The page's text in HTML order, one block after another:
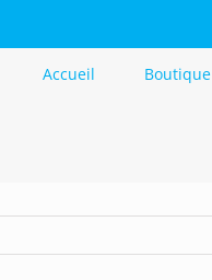
Accueil Boutique